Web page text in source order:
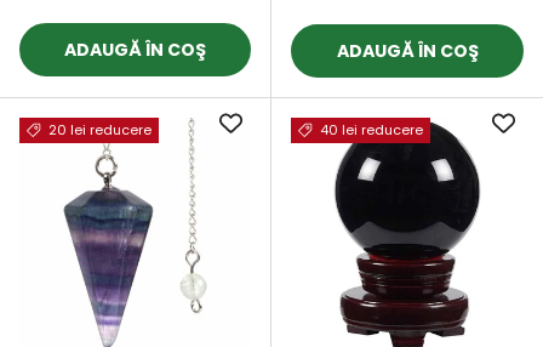
constientizare de sine
ADAUGĂ ÎN COŞ ADAUGĂ ÎN COŞ
20 lei reducere 40 lei reducere